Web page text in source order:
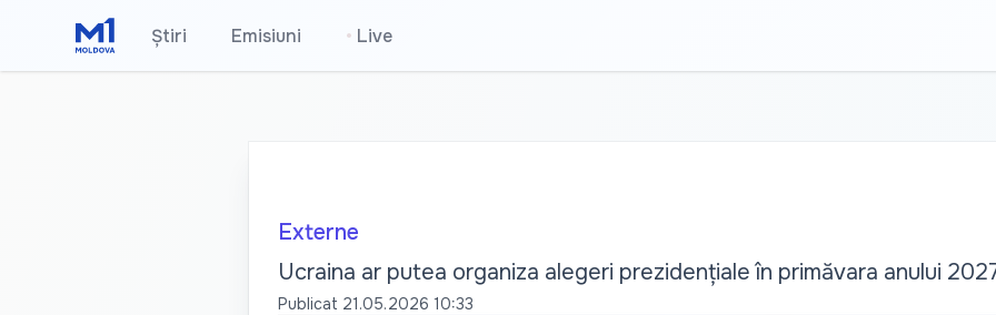
Știri Emisiuni • Live
Externe
Ucraina ar putea organiza alegeri prezidențiale în primăvara anului
Publicat 21.05.2026 10:33